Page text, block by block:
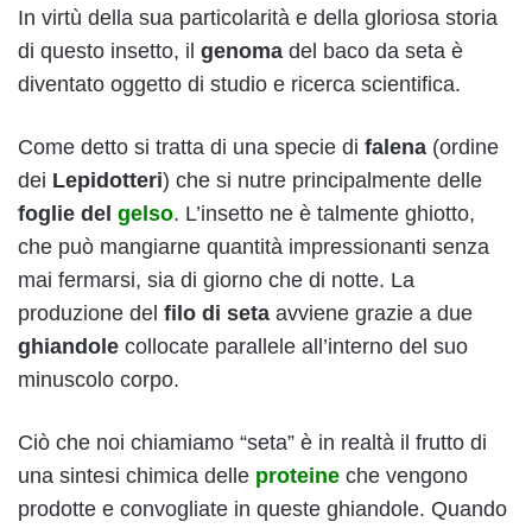
In virtù della sua particolarità e della gloriosa storia
di questo insetto, il genoma del baco da seta è
diventato oggetto di studio e ricerca scientifica.
Come detto si tratta di una specie di falena (ordine
dei Lepidotteri) che si nutre principalmente delle
foglie del gelso. L’insetto ne è talmente ghiotto,
che può mangiarne quantità impressionanti senza
mai fermarsi, sia di giorno che di notte. La
produzione del filo di seta avviene grazie a due
ghiandole collocate parallele all’interno del suo
minuscolo corpo.
Ciò che noi chiamiamo “seta” è in realtà il frutto di
una sintesi chimica delle proteine che vengono
prodotte e convogliate in queste ghiandole. Quando